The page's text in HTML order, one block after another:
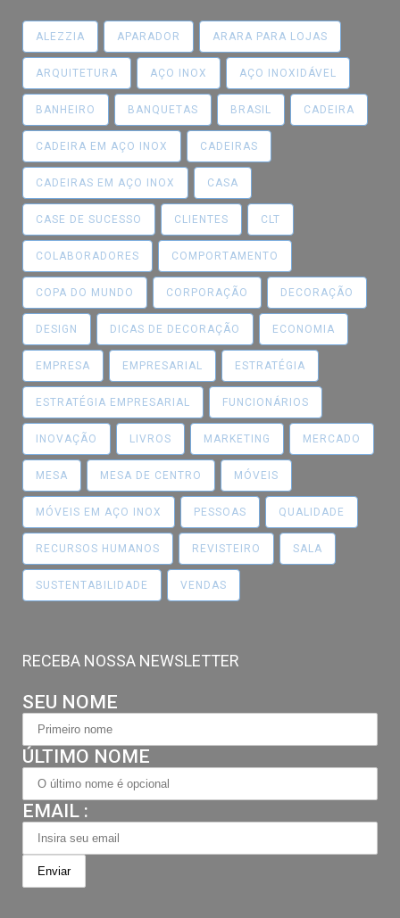
ALEZZIA APARADOR ARARA PARA LOJAS
ARQUITETURA AÇO INOX AÇO INOXIDÁVEL
BANHEIRO BANQUETAS BRASIL CADEIRA
CADEIRA EM AÇO INOX CADEIRAS
CADEIRAS EM AÇO INOX CASA
CASE DE SUCESSO CLIENTES CLT
COLABORADORES COMPORTAMENTO
COPA DO MUNDO CORPORAÇÃO DECORAÇÃO
DESIGN DICAS DE DECORAÇÃO ECONOMIA
EMPRESA EMPRESARIAL ESTRATÉGIA
ESTRATÉGIA EMPRESARIAL FUNCIONÁRIOS
INOVAÇÃO LIVROS MARKETING MERCADO
MESA MESA DE CENTRO MÓVEIS
MÓVEIS EM AÇO INOX PESSOAS QUALIDADE
RECURSOS HUMANOS REVISTEIRO SALA
SUSTENTABILIDADE VENDAS
RECEBA NOSSA NEWSLETTER
SEU NOME
ÚLTIMO NOME
EMAIL :